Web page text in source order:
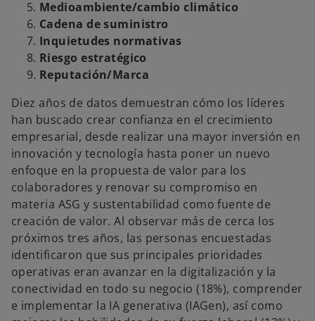
Medioambiente/cambio climático
Cadena de suministro
Inquietudes normativas
Riesgo estratégico
Reputación/Marca
Diez años de datos demuestran cómo los líderes
han buscado crear confianza en el crecimiento
empresarial, desde realizar una mayor inversión en
innovación y tecnología hasta poner un nuevo
enfoque en la propuesta de valor para los
colaboradores y renovar su compromiso en
materia ASG y sustentabilidad como fuente de
creación de valor. Al observar más de cerca los
próximos tres años, las personas encuestadas
identificaron que sus principales prioridades
operativas eran avanzar en la digitalización y la
conectividad en todo su negocio (18%), comprender
e implementar la IA generativa (IAGen), así como